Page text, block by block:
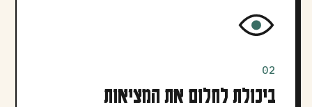
02
ביכולת לחלום את המציאות